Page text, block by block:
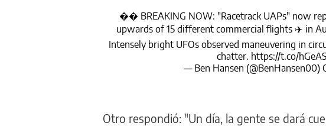
�� BREAKING NOW: "Racetrack UAPs" now
upwards of 15 different commercial flights ✈️ in
Intensely bright UFOs observed maneuvering in
chatter. https://t.co/
— Ben Hansen (@BenHansen00)
Otro respondió: "Un día, la gente se dará